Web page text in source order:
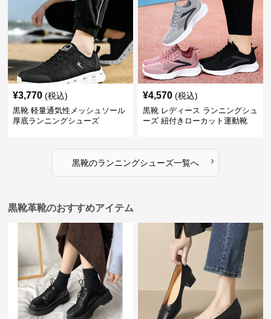
¥3,770 (税込)
黒靴 軽量通気性メッシュソール
厚底ランニングシューズ
¥4,570 (税込)
黒靴 レディース ランニングシュ
ーズ 紐付きローカット運動靴
黒靴のランニングシューズ一覧へ ›
黒靴革靴のおすすめアイテム